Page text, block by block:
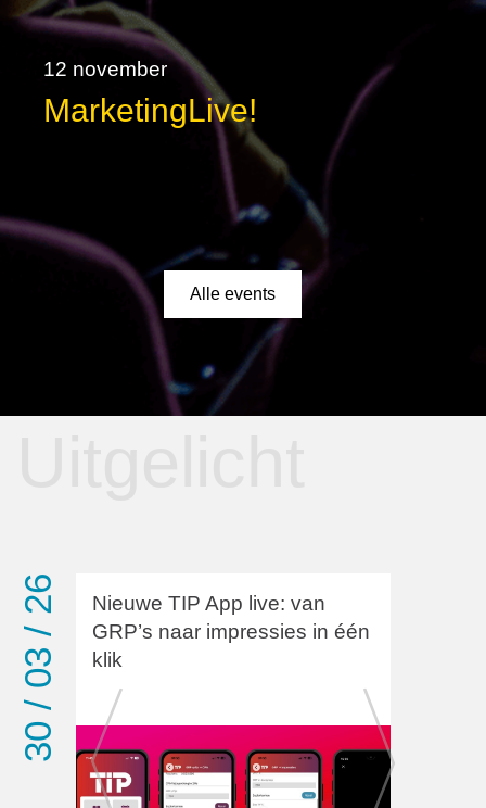
12 november
MarketingLive!
Alle events
30 / 03 / 26
Nieuwe TIP App live: van
GRP’s naar impressies in één
klik